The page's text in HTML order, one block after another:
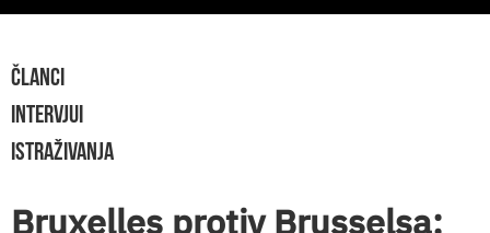
ČLANCI
INTERVJUI
ISTRAŽIVANJA
Bruxelles protiv Brusselsa: